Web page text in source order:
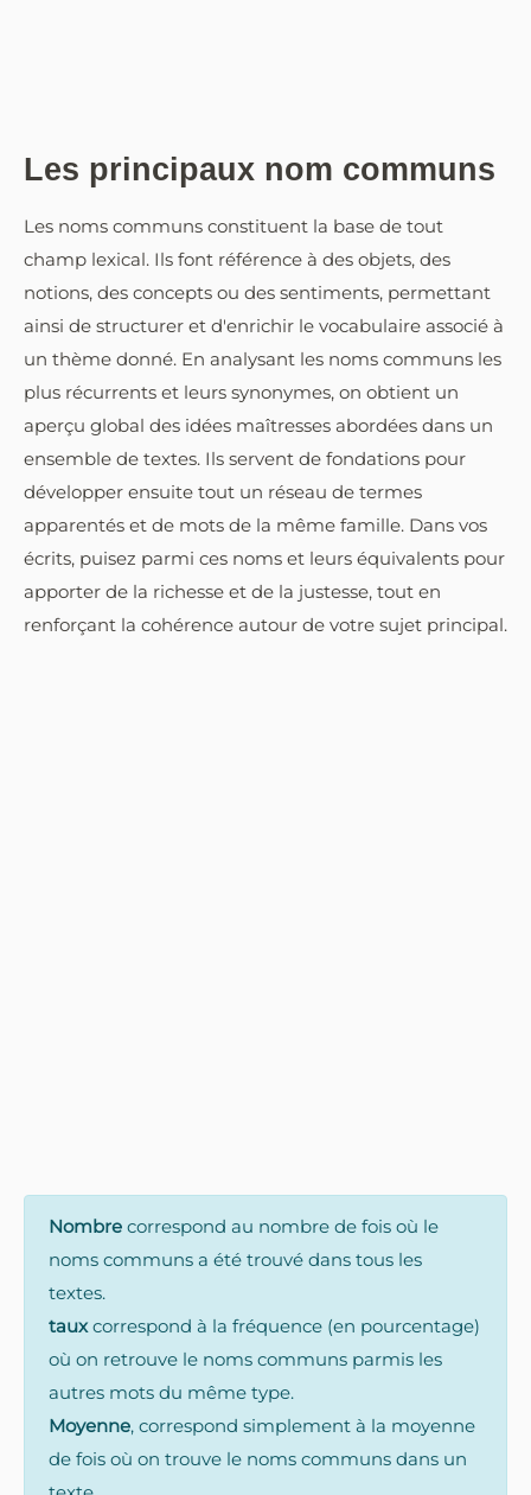
Les principaux nom communs
Les noms communs constituent la base de tout
champ lexical. Ils font référence à des objets, des
notions, des concepts ou des sentiments, permettant
ainsi de structurer et d'enrichir le vocabulaire associé à
un thème donné. En analysant les noms communs les
plus récurrents et leurs synonymes, on obtient un
aperçu global des idées maîtresses abordées dans un
ensemble de textes. Ils servent de fondations pour
développer ensuite tout un réseau de termes
apparentés et de mots de la même famille. Dans vos
écrits, puisez parmi ces noms et leurs équivalents pour
apporter de la richesse et de la justesse, tout en
renforçant la cohérence autour de votre sujet principal.
Nombre correspond au nombre de fois où le
noms communs a été trouvé dans tous les
textes.
tauxcorrespond à la fréquence (en pourcentage)
où on retrouve le noms communs parmis les
autres mots du même type.
Moyenne, correspond simplement à la moyenne
de fois où on trouve le noms communs dans un